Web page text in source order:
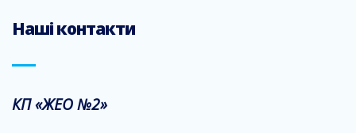
Наші контакти
КП «ЖЕО №2»